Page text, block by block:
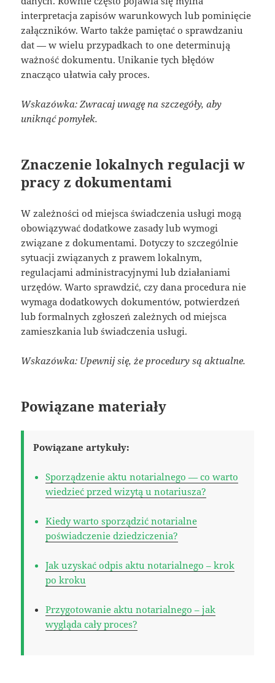
interpretacja zapisów warunkowych lub pominięcie
załączników. Warto także pamiętać o sprawdzaniu
dat — w wielu przypadkach to one determinują
ważność dokumentu. Unikanie tych błędów
znacząco ułatwia cały proces.
Wskazówka: Zwracaj uwagę na szczegóły, aby
uniknąć pomyłek.
Znaczenie lokalnych regulacji w
pracy z dokumentami
W zależności od miejsca świadczenia usługi mogą
obowiązywać dodatkowe zasady lub wymogi
związane z dokumentami. Dotyczy to szczególnie
sytuacji związanych z prawem lokalnym,
regulacjami administracyjnymi lub działaniami
urzędów. Warto sprawdzić, czy dana procedura nie
wymaga dodatkowych dokumentów, potwierdzeń
lub formalnych zgłoszeń zależnych od miejsca
zamieszkania lub świadczenia usługi.
Wskazówka: Upewnij się, że procedury są aktualne.
Powiązane materiały
Powiązane artykuły:
Sporządzenie aktu notarialnego — co warto
wiedzieć przed wizytą u notariusza?
Kiedy warto sporządzić notarialne
poświadczenie dziedziczenia?
Jak uzyskać odpis aktu notarialnego – krok
po kroku
Przygotowanie aktu notarialnego – jak
wygląda cały proces?